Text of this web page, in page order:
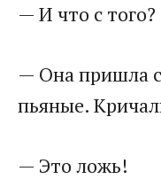
— И что с
— Она пришла
пьяные.
— Это ложь!